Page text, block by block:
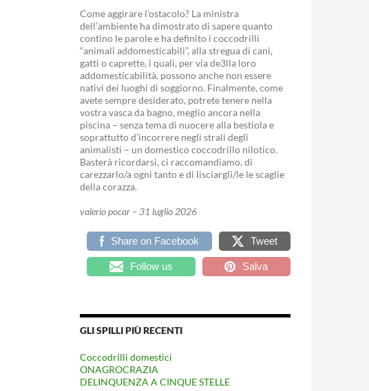
Come aggirare l’ostacolo? La ministra
dell’ambiente ha dimostrato di sapere quanto
contino le parole e ha definito i coccodrilli
“animali addomesticabili”, alla stregua di cani,
gatti o caprette, i quali, per via de3lla loro
addomesticabilità, possono anche non essere
nativi dei luoghi di soggiorno. Finalmente, come
avete sempre desiderato, potrete tenere nella
vostra vasca da bagno, meglio ancora nella
piscina – senza tema di nuocere alla bestiola e
soprattutto d’incorrere negli strali degli
animalisti – un domestico coccodrillo nilotico.
Basterà ricordarsi, ci raccomandiamo, di
carezzarlo/a ogni tanto e di lisciargli/le le scaglie
della corazza.
valerio pocar – 31 luglio 2026
Share on Facebook Tweet
Follow us Salva
GLI SPILLI PIÙ RECENTI
Coccodrilli domestici
ONAGROCRAZIA
DELINQUENZA A CINQUE STELLE